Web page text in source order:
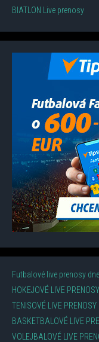
BIATLON Live prenosy
Futbalové live prenosy
HOKEJOVÉ LIVE PRENOSY
TENISOVÉ LIVE PRENOSY
BASKETBALOVÉ LIVE
VOLEJBALOVÉ LIVE